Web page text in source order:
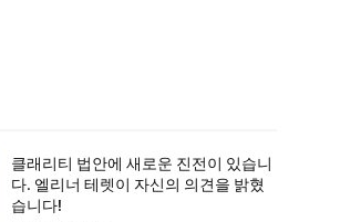
클래리티 법안에 새로운 진전이 있습니
다. 엘리너 테렛이 자신의 의견을 밝혔
습니다!